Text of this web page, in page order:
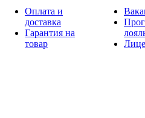
Оплата и
доставка
Гарантия на
товар